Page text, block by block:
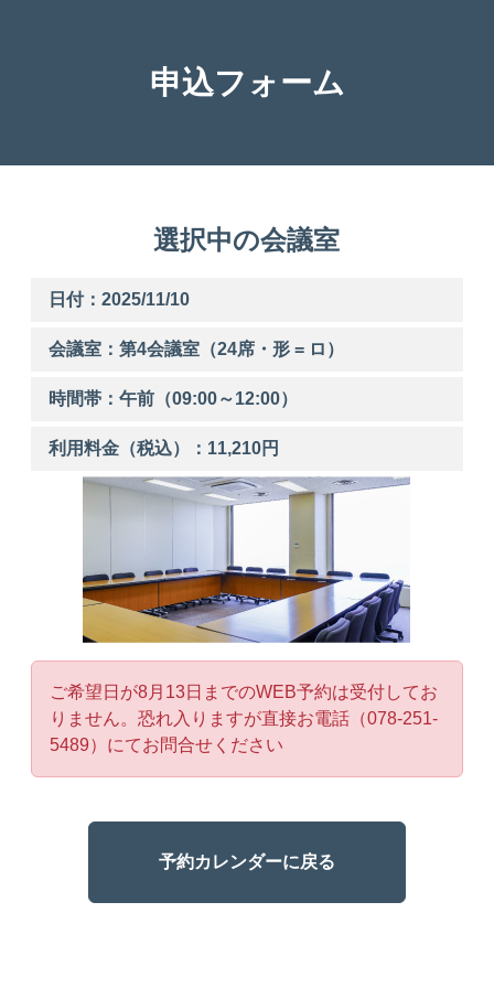
申込フォーム
選択中の会議室
日付：2025/11/10
会議室：第4会議室（24席・形 = ロ）
時間帯：午前 （09:00～12:00）
利用料金（税込）： 11,210円
ご希望日が8月13日までのWEB予約は受付してお
りません。恐れ入りますが直接お電話（078-251-
5489）にてお問合せください
予約カレンダーに戻る